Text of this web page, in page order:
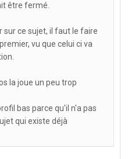
être fermé.
sur ce sujet, il faut le faire
vu que celui ci va
la joue un peu trop
bas parce qu'il n'a pas
qui existe déjà